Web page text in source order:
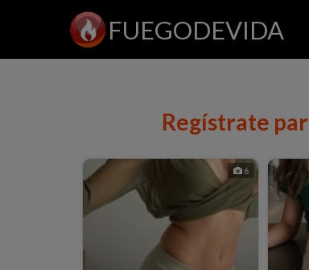
FUEGODEVIDA
Regístrate
6